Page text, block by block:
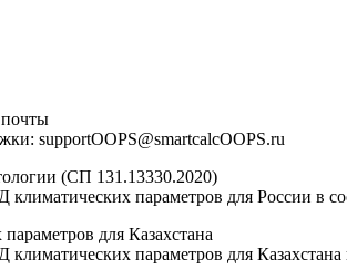
supportOOPS@smartcalcOOPS.ru
(СП 131.13330.2020)
климатических параметров для России в
для Казахстана
климатических параметров для